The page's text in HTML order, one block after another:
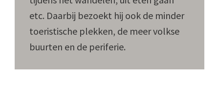
etc. Daarbij bezoekt hij ook de minder
toeristische plekken, de meer volkse
buurten en de periferie.